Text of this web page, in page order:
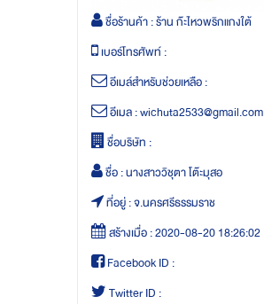
ชื่อร้านค้า :ร้าน ก๊ะไหวพริกแกงใต้
เบอร์โทรศัพท์ :
อีเมล์สำหรับช่วยเหลือ :
อีเมล :wichuta2533@gmail.com
ชื่อบริษัท :
ชื่อ :นางสาววิชุตา โต๊ะมุสอ
ที่อยู่ :จ.นครศรีธรรมราช
สร้างเมื่อ :2020-08-20 18:26:02
Facebook ID :
Twitter ID :